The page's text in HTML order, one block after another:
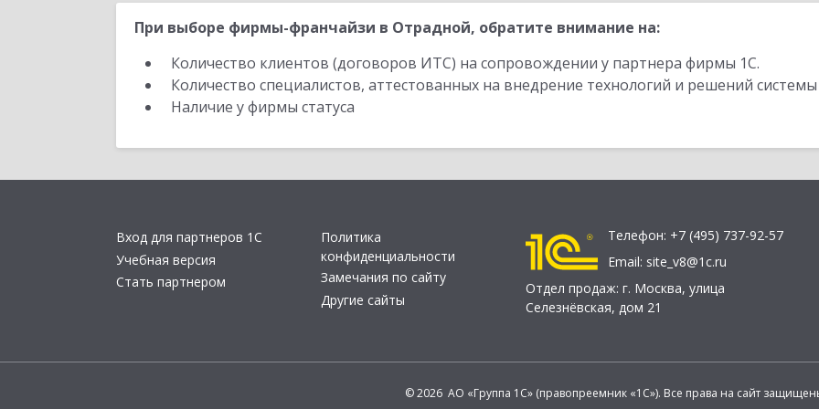
При выборе фирмы-франчайзи в Отрадной, обратите внимание на:
Количество клиентов (договоров ИТС) на сопровождении у партнера фирмы 1С.
Количество специалистов, аттестованных на внедрение технологий и решений
Наличие у фирмы статуса
Вход для партнеров 1С
Учебная версия
Стать партнером
Политика
конфиденциальности
Замечания по сайту
Другие сайты
Телефон: +7 (495) 737-92-57
Email: site_v8@1c.ru
Отдел продаж: г. Москва, улица
Селезнёвская, дом 21
© 2026 АО «Группа 1С» (правопреемник «1С»). Все права на сайт